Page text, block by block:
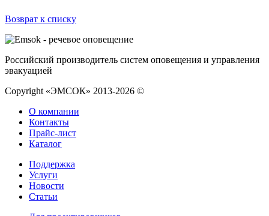
Возврат к списку
Российский производитель систем оповещения и управления
эвакуацией
Copyright «ЭМСОК» 2013-2026 ©
О компании
Контакты
Прайс-лист
Каталог
Поддержка
Услуги
Новости
Статьи